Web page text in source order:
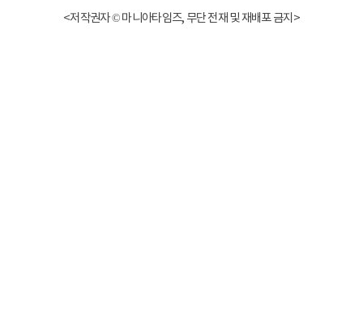
<저작권자 © 마니아타임즈, 무단 전재 및 재배포 금지>